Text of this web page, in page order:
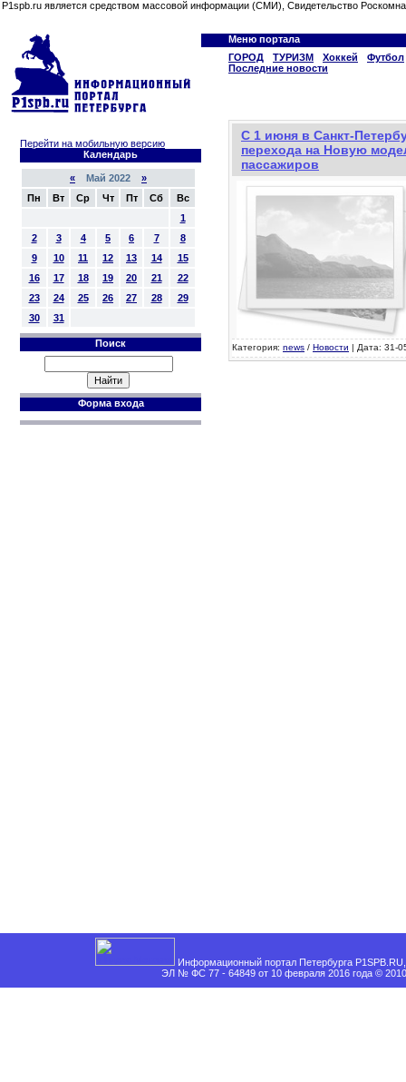
P1spb.ru является средством массовой информации (СМИ), Свидетельство
Меню портала
ГОРОД
ТУРИЗМ Хоккей
Футбол
Последние новости
Перейти на мобильную версию
Календарь
« Май 2022 »
Пн
Вт Ср Чт Пт Сб
Вс
1
2
3 4 5 6 7
8
9
10 11 12 13 14
15
16
17 18 19 20 21
22
23
24 25 26 27 28
29
30
31
Поиск
Форма входа
С 1 июня в Санкт-
перехода на Новую
пассажиров
Категория: news / Новости | Дата: 31-
Информационный портал Петербурга
ЭЛ № ФС 77 - 64849 от 10 февраля 2016 года ©